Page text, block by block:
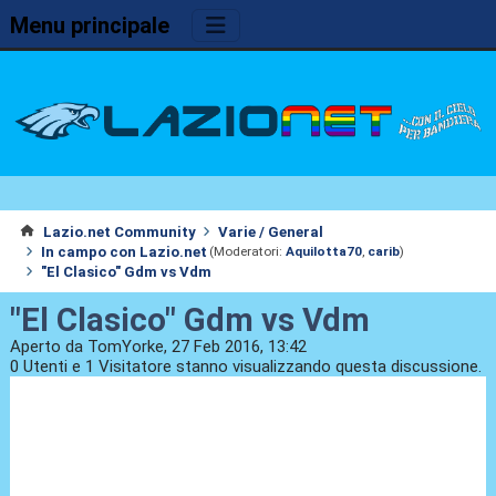
Menu principale
Lazio.net Community
Varie / General
In campo con Lazio.net (Moderatori: Aquilotta70, carib)
"El Clasico" Gdm vs Vdm
"El Clasico" Gdm vs Vdm
Aperto da TomYorke, 27 Feb 2016, 13:42
0 Utenti e 1 Visitatore stanno visualizzando questa discussione.